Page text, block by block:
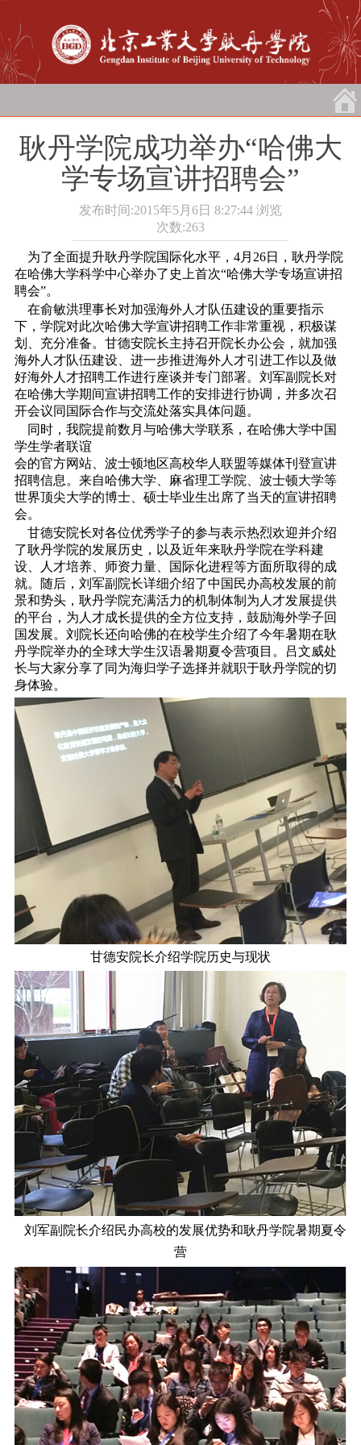
耿丹学院成功举办“哈佛大
学专场宣讲招聘会”
发布时间:2015年5月6日 8:27:44 浏览
次数:263
为了全面提升耿丹学院国际化水平，4月26日，耿丹学院
在哈佛大学科学中心举办了史上首次“哈佛大学专场宣讲招
聘会”。
在俞敏洪理事长对加强海外人才队伍建设的重要指示
下，学院对此次哈佛大学宣讲招聘工作非常重视，积极谋
划、充分准备。甘德安院长主持召开院长办公会，就加强
海外人才队伍建设、进一步推进海外人才引进工作以及做
好海外人才招聘工作进行座谈并专门部署。刘军副院长对
在哈佛大学期间宣讲招聘工作的安排进行协调，并多次召
开会议同国际合作与交流处落实具体问题。
同时，我院提前数月与哈佛大学联系，在哈佛大学中国
学生学者联谊
会的官方网站、波士顿地区高校华人联盟等媒体刊登宣讲
招聘信息。来自哈佛大学、麻省理工学院、波士顿大学等
世界顶尖大学的博士、硕士毕业生出席了当天的宣讲招聘
会。
甘德安院长对各位优秀学子的参与表示热烈欢迎并介绍
了耿丹学院的发展历史，以及近年来耿丹学院在学科建
设、人才培养、师资力量、国际化进程等方面所取得的成
就。随后，刘军副院长详细介绍了中国民办高校发展的前
景和势头，耿丹学院充满活力的机制体制为人才发展提供
的平台，为人才成长提供的全方位支持，鼓励海外学子回
国发展。刘院长还向哈佛的在校学生介绍了今年暑期在耿
丹学院举办的全球大学生汉语暑期夏令营项目。吕文威处
长与大家分享了同为海归学子选择并就职于耿丹学院的切
身体验。
甘德安院长介绍学院历史与现状
刘军副院长介绍民办高校的发展优势和耿丹学院暑期夏令
营